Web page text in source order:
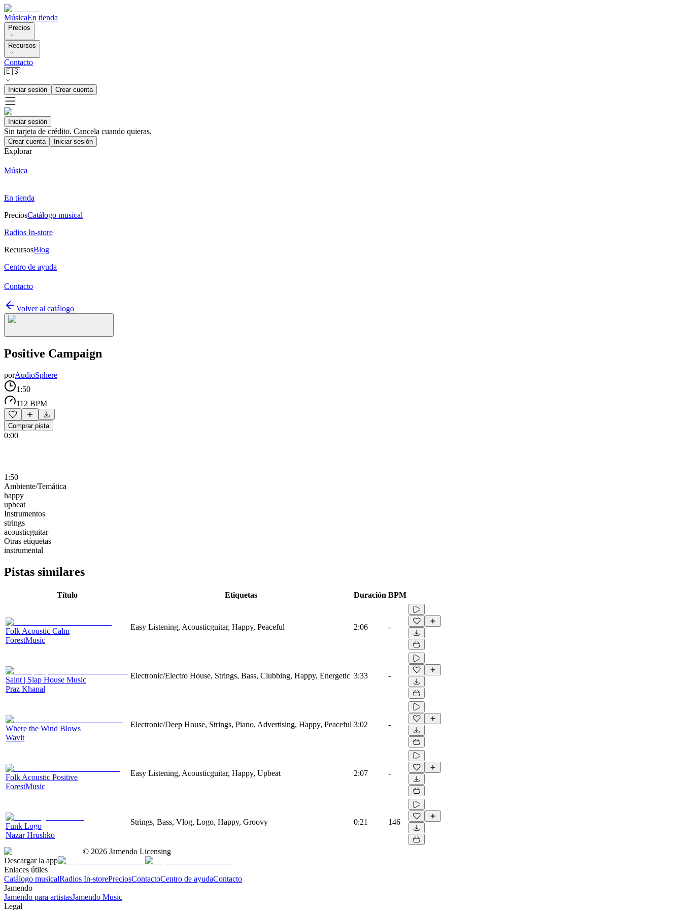
MúsicaEn tienda
Precios
Recursos
Contacto
🇪🇸
Iniciar sesión Crear cuenta
Iniciar sesión
Sin tarjeta de crédito. Cancela cuando quieras.
Crear cuenta Iniciar sesión
Explorar
Música
En tienda
PreciosCatálogo musical
Radios In-store
RecursosBlog
Centro de ayuda
Contacto
Volver al catálogo
Positive Campaign
porAudioSphere
1:50
112 BPM
Comprar pista
0:00
1:50
Ambiente/Temática
happy
upbeat
Instrumentos
strings
acousticguitar
Otras etiquetas
instrumental
Pistas similares
Título Etiquetas Duración BPM
Folk Acoustic Calm
ForestMusic
Easy Listening, Acousticguitar, Happy, Peaceful 2:06 -
Saint | Slap House Music
Praz Khanal
Electronic/Electro House, Strings, Bass, Clubbing, Happy, Energetic 3:33 -
Where the Wind Blows
Wavit
Electronic/Deep House, Strings, Piano, Advertising, Happy, Peaceful 3:02 -
Folk Acoustic Positive
ForestMusic
Easy Listening, Acousticguitar, Happy, Upbeat 2:07 -
Funk Logo
Nazar Hrushko
Strings, Bass, Vlog, Logo, Happy, Groovy 0:21 146
© 2026 Jamendo Licensing
Descargar la app
Enlaces útiles
Catálogo musicalRadios In-storePreciosContactoCentro de ayudaContacto
Jamendo
Jamendo para artistasJamendo Music
Legal